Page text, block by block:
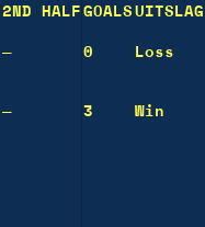
2ND HALF GOALS UITSLAG
— 0 Loss
— 3 Win